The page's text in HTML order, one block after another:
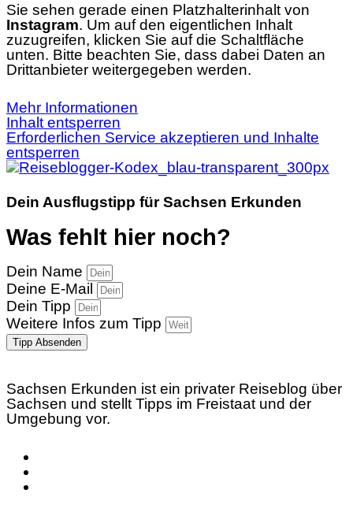
Sie sehen gerade einen Platzhalterinhalt von
Instagram. Um auf den eigentlichen Inhalt
zuzugreifen, klicken Sie auf die Schaltfläche
unten. Bitte beachten Sie, dass dabei Daten an
Drittanbieter weitergegeben werden.
Mehr Informationen
Inhalt entsperren
Erforderlichen Service akzeptieren und Inhalte
entsperren
Dein Ausflugstipp für Sachsen Erkunden
Was fehlt hier noch?
Dein Name
Deine E-Mail
Dein Tipp
Weitere Infos zum Tipp
Tipp Absenden
Sachsen Erkunden ist ein privater Reiseblog über
Sachsen und stellt Tipps im Freistaat und der
Umgebung vor.